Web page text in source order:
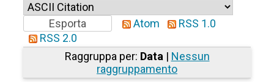
Atom
RSS 1.0
RSS 2.0
Raggruppa per: Data| Nessun
raggruppamento